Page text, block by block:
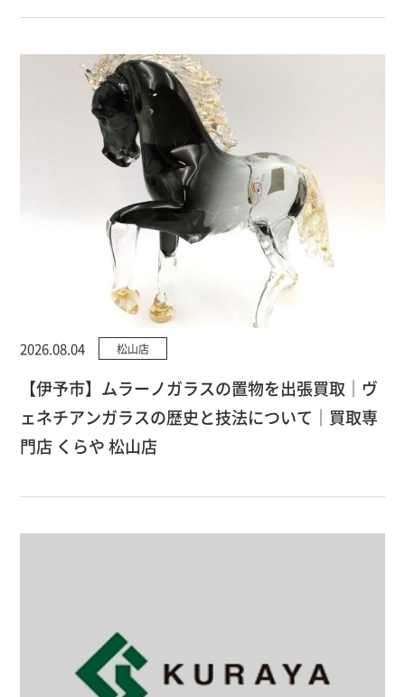
2026.08.04 松山店
【伊予市】ムラーノガラスの置物を出張買取｜ヴ
ェネチアンガラスの歴史と技法について｜買取専
門店 くらや 松山店